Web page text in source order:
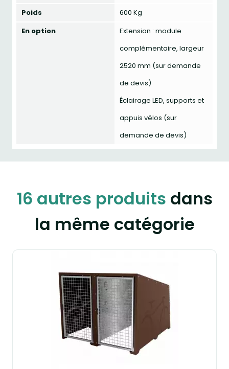
Poids
600 Kg
En option
Extension : module
complémentaire, largeur
2520 mm (sur demande
de devis)
Éclairage LED, supports et
appuis vélos (sur
demande de devis)
16 autres produits dans
la même catégorie